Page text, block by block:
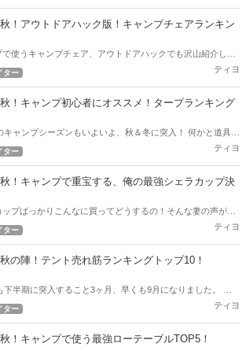
報をお届けします！
！アウトドアハック版！キャンプチェアランキン
で使うキャンプチェア、アウトドアハックでも沢山紹介して
、ここで2019年秋！最新版の人気チェアランキングを紹介し
ター ティヨ
！キャンプ初心者にオススメ！タープランキング
キャンプシーズンもいよいよ、秋＆冬に突入！ 何かと道具が
ャンプ！できるだけ予算を押さえて一通りのギアを用意した
ター ティヨ
！キャンプで重宝する、俺の最強シェラカップ決
ップばっかりこんなに買ってどうするの！そんな妻の声が聞
そうな2019年秋。 とにかくキャンプで重宝した筆者のおすす
ター ティヨ
の陣！テント売れ筋ランキングトップ10！
下半期に突入すること3ヶ月、早くも9月になりました。 ア
ハックでは下半期突入時点から現在売れているテントのトッ
ター ティヨ
！キャンプで使う最強ローテーブルTOP5！